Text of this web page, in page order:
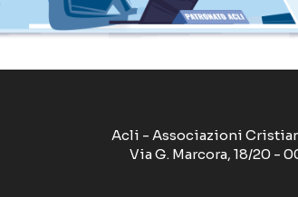
Acli - Associazioni
Via G. Marcora, 18/20 -